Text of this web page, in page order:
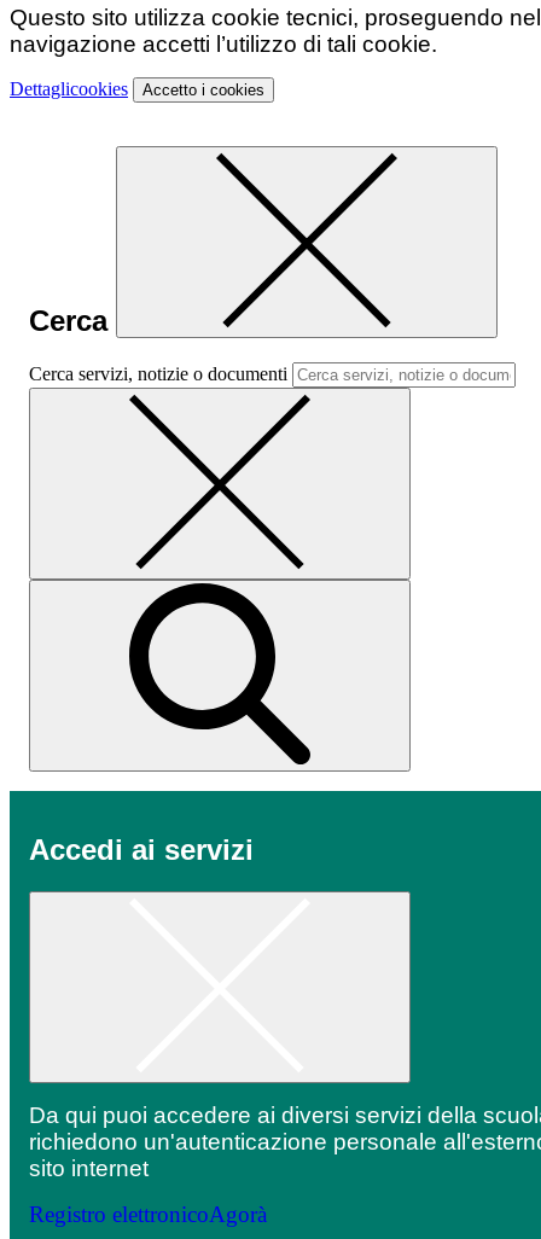
Questo sito utilizza cookie tecnici, proseguendo
navigazione accetti l’utilizzo di tali cookie.
Dettaglicookies Accetto i cookies
Cerca
Cerca servizi, notizie o documenti
Accedi ai servizi
Da qui puoi accedere ai diversi servizi della
richiedono un'autenticazione personale
sito internet
Registro elettronicoAgorà